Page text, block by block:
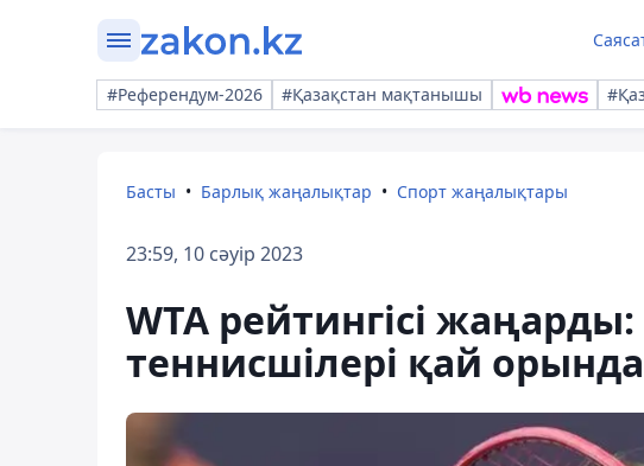
#Референдум-2026 #Қазақстан мақтанышы
Басты Барлық жаңалықтар Спорт жаңалықтары
23:59, 10 сәуір 2023
WTA рейтингіcі
теннисшілері қай